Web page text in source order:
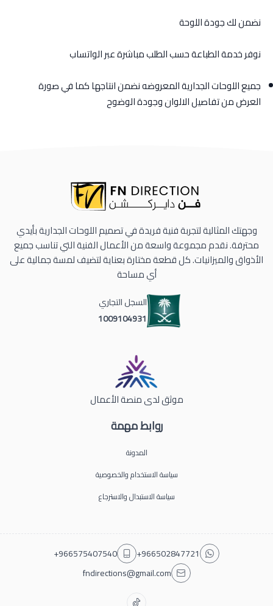
نضمن لك جودة اللوحة
نوفر خدمة الطباعة حسب الطلب مباشرة عبر الواتساب
جميع اللوحات الجدارية المعروضه نضمن انتاجها كما في صورة
العرض من تفاصيل الالوان وجودة الوضوح
روابط مهمة
المدونة
سياسة الاستخدام والخصوصية
سياسة الاستبدال والاسترجاع
وجهتك المثالية لتجربة فنية فريدة في تصميم اللوحات الجدارية بأيدي
محترفة. نقدم مجموعة واسعة من الأعمال الفنية التي تناسب جميع
الأذواق والميزانيات. كل قطعة مختارة بعناية لتضيف لمسة جمالية على
أي مساحة
السجل التجاري
1009104931
موثق لدى منصة الأعمال
+966502847721
+966575407540
fndirections@gmail.com